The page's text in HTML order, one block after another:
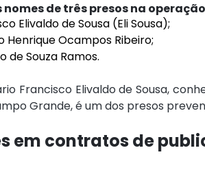
nomes de três presos na
Elivaldo de Sousa (Eli Sousa);
Henrique Ocampos Ribeiro;
de Souza Ramos.
Francisco Elivaldo de Sousa,
Grande, é um dos presos
em contratos de